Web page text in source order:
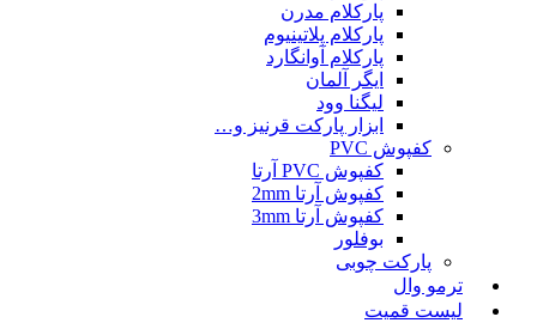
پارکلام مدرن
پارکلام پلاتینیوم
پارکلام آوانگارد
ایگر آلمان
لیگنا وود
ابزار پارکت قرنیز و…
کفپوش PVC
کفپوش PVC آرتا
کفپوش آرتا 2mm
کفپوش آرتا 3mm
بوفلور
پارکت چوبی
ترمو وال
لیست قمیت